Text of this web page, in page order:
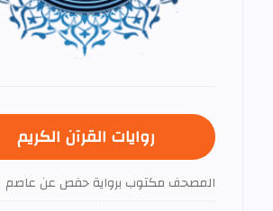
روايات القرآن الكريم
المصحف مكتوب برواية حفص عن عاصم